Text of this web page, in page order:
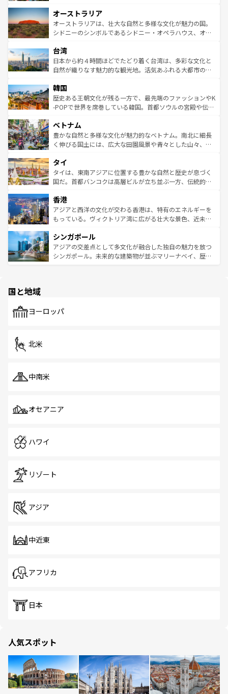
部のニューオーリンズでは、音楽と美食が融合した独特の
文化が魅力。旅行者はアメリカの各地域で異なる魅力を楽
しみながら、その多様性と豊かな歴史を感じることができ
ならではの贅沢な旅のスタイルだ。 なお、新着のアメリカ
情報はコンテンツ一覧を参照してほしい。
ワイ島は見逃せない。また、定番の観光地といえばオアフ
島だが、静かな自然を求めるならマウイ島やカウアイ島が
おすすめ。エメラルドグリーンに輝く海をはじめ、豊かな
れるおもてなしの心で訪れる人々を迎えてくれるハワイの
人々、おいしいローカルフードやハワイアンミュージッ
ク、伝統的なフラダンスなど、すべてがハワイの魅力を彩
ワイを、存分に味わってほしい。 なお、新着のハワイ情報
はコンテンツ一覧を参照してほしい。
オーストラリア
オーストラリアは、壮大な自然と多様な文化が魅力の国。
シドニーのシンボルであるシドニー・オペラハウス、オー
リアリーフや大陸中央部にそびえるウルル（エアーズロッ
ク）、タスマニアの美しい原生林やケアンズの熱帯雨林な
ど、見どころがたくさん。また、カフェやワイン、オージ
いる。アクティビティも充実しており、サーフィンやダイ
ビング、ハイキングなど、アウトドア好きにはたまらな
い。オーストラリアの多彩な魅力を存分に味わいつくそ
参照してほしい。
台湾
日本から約４時間ほどでたどり着く台湾は、多彩な文化と
自然が織りなす魅力的な観光地。活気あふれる大都市の台
ン）、静ひつな山岳地帯である台湾東部など、都市の喧騒
と山間の静けさが共存しており、訪れる人に新しい発見と
驚きをもたらしてくれる。また、奥深い台湾の食文化も魅
容にもいいと評判のスイーツなど、バラエティ豊かな料理
が味わえる。 なお、新着の台湾情報は コンテンツ一覧を参
照してほしい。
韓国
歴史ある王朝文化が残る一方で、最先端のファッションやK
-POPで世界を席巻している韓国。首都ソウルの宮殿や伝統
き、地方に足を延ばせば四季折々の自然美を楽しむことが
できる。そして、キムチや焼肉、絶品のストリートフード
まで、さまざまな韓国料理が待っている。夜には、韓国な
リティに包まれながら、韓国の多彩な魅力を心ゆくまで味
わってみてほしい。 なお、新着の韓国情報はコンテンツ一
覧を参照してほしい。
ベトナム
豊かな自然と多様な文化が魅力的なベトナム。南北に細長
く伸びる国土には、広大な田園風景や青々とした山々、世
急速な発展と共に伝統が息づく。ハノイの古い町並みやホ
ーチミン市のフランス統治時代の建物も、独特の雰囲気を
醸し出している。また、バラエティの豊かさとおいしさで
とつ。フォーやバインミー、ベトナムコーヒーなどは、ぜ
ひ現地で味わいたい。どの地域を訪れてもあたたかい人々
が旅行者を迎えてくれるので、きっと忘れられない旅にな
参照してほしい。
タイ
タイは、東南アジアに位置する豊かな自然と歴史が息づく
国だ。首都バンコクは高層ビルが立ち並ぶ一方、伝統的な
の活気が交差している。北部ではチェンマイなどの山岳地
帯で自然と触れ合い、南部ではプーケットやクラビの美し
いビーチでリゾート気分を楽しむことができる。タイ料理
激する。気候は一年中温暖で、どの季節にも異なる楽しみ
が待っている。親しみやすいタイの人々、仏教を中心とし
た文化、そして多様な観光資源が、訪れる旅人を魅了し続
香港
アジアと西洋の文化が交わる香港は、特有のエネルギーを
もっている。ヴィクトリア湾に広がる壮大な景色、近未来
み、どこを訪れても感動するはず。観光スポットが密集し
ており、効率よく見どころを回れるのも魅力。息をのむよ
うな絶景から文化的な体験まで、香港を存分に楽しみ尽く
シンガポール
アジアの交差点として多文化が融合した独自の魅力を放つ
シンガポール。未来的な建築物が並ぶマリーナベイ、歴史
で、ホーカーズは地元の風情を楽しめる外せないスポット
国と地域
ヨーロッパ
北米
中南米
オセアニア
ハワイ
リゾート
アジア
中近東
アフリカ
日本
人気スポット